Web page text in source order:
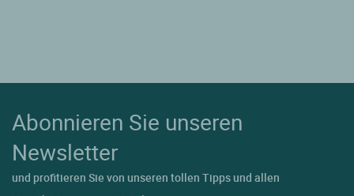
Abonnieren Sie unseren
Newsletter
und profitieren Sie von unseren tollen Tipps und allen